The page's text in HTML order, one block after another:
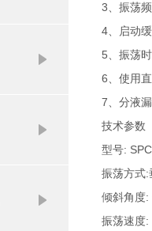
3、振荡
4、启动
5、振荡
6、使用
7、分液
技术参数
型号:
振荡方式:
倾斜角度:
振荡速度: